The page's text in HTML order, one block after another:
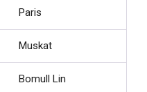
Paris
Muskat
Bomull Lin